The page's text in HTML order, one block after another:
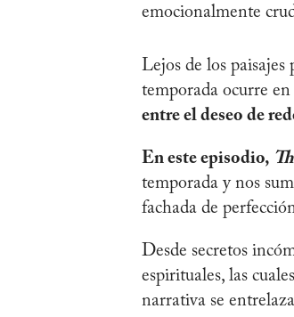
emocionalmente
Lejos de los
temporada ocurre
entre el deseo de
En este episodio,
temporada y nos
fachada de
Desde secretos
espirituales, las
narrativa se